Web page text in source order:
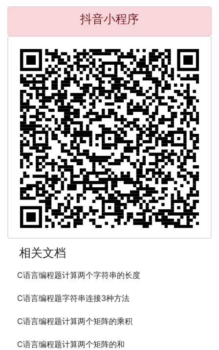
抖音小程序
相关文档
C语言编程题计算两个字符串的长度
C语言编程题字符串连接3种方法
C语言编程题计算两个矩阵的乘积
C语言编程题计算两个矩阵的和